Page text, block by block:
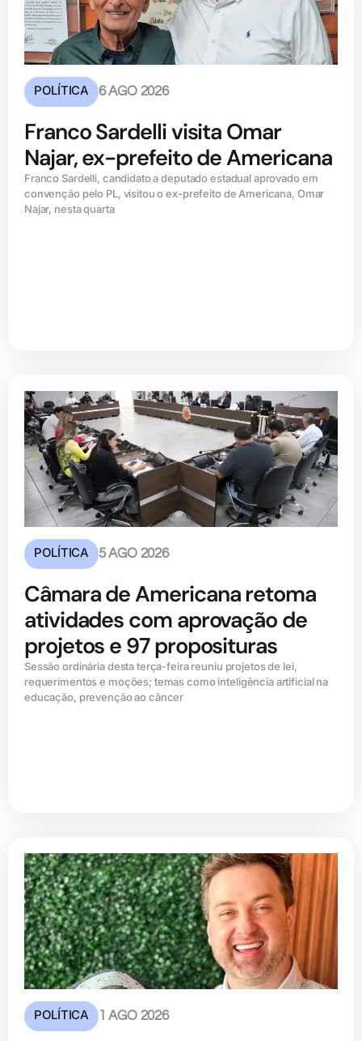
POLÍTICA 6 AGO 2026
Franco Sardelli visita Omar
Najar, ex-prefeito de Americana
Franco Sardelli, candidato a deputado estadual aprovado em
convenção pelo PL, visitou o ex-prefeito de Americana, Omar
Najar, nesta quarta
POLÍTICA 5 AGO 2026
Câmara de Americana retoma
atividades com aprovação de
projetos e 97 proposituras
Sessão ordinária desta terça-feira reuniu projetos de lei,
requerimentos e moções; temas como inteligência artificial na
educação, prevenção ao câncer
POLÍTICA 1 AGO 2026